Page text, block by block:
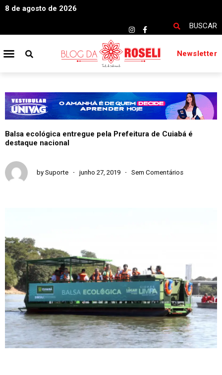
8 de agosto de 2026
BUSCAR
Newsletter
Balsa ecológica entregue pela Prefeitura de Cuiabá é
destaque nacional
by Suporte junho 27, 2019 Sem Comentários